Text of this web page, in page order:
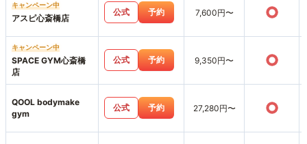
キャンペーン中
アスピ心斎橋店
公式 予約 7,600円〜 ○
キャンペーン中
SPACE GYM心斎橋
店
公式 予約 9,350円〜 ○
QOOL bodymake
gym
公式 予約 27,280円〜 ○